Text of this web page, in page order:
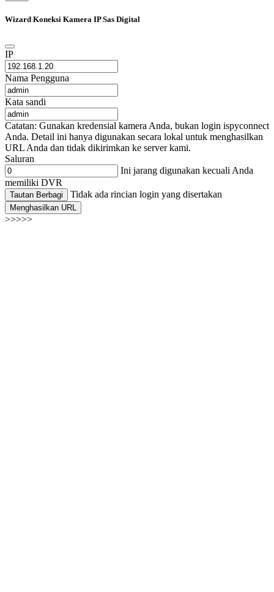
Wizard Koneksi Kamera IP Sas Digital
IP
Nama Pengguna
Kata sandi
Catatan: Gunakan kredensial kamera Anda, bukan login ispyconnect
Anda. Detail ini hanya digunakan secara lokal untuk menghasilkan
URL Anda dan tidak dikirimkan ke server kami.
Saluran
Ini jarang digunakan kecuali Anda
memiliki DVR
Tautan Berbagi Tidak ada rincian login yang disertakan
Menghasilkan URL
>>>>>